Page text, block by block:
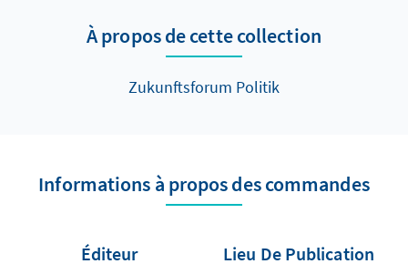
À propos de cette collection
Zukunftsforum Politik
Informations à propos des commandes
Éditeur Lieu De Publication